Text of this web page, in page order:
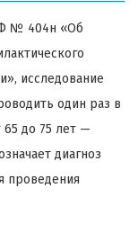
№ 404н «Об
исследование
один раз в
65 до 75 лет —
диагноз
проведения